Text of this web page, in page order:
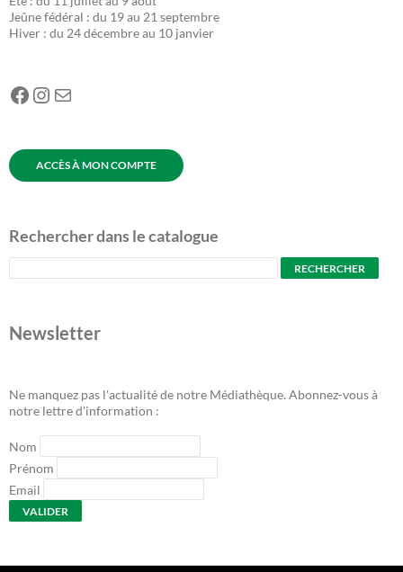
Jeûne fédéral : du 19 au 21 septembre
Hiver : du 24 décembre au 10 janvier
Facebook
Instagram
E-mail
ACCÈS À MON COMPTE
Rechercher dans le catalogue
Newsletter
Ne manquez pas l'actualité de notre Médiathèque. Abonnez-vous à
notre lettre d'information :
Nom
Prénom
Email